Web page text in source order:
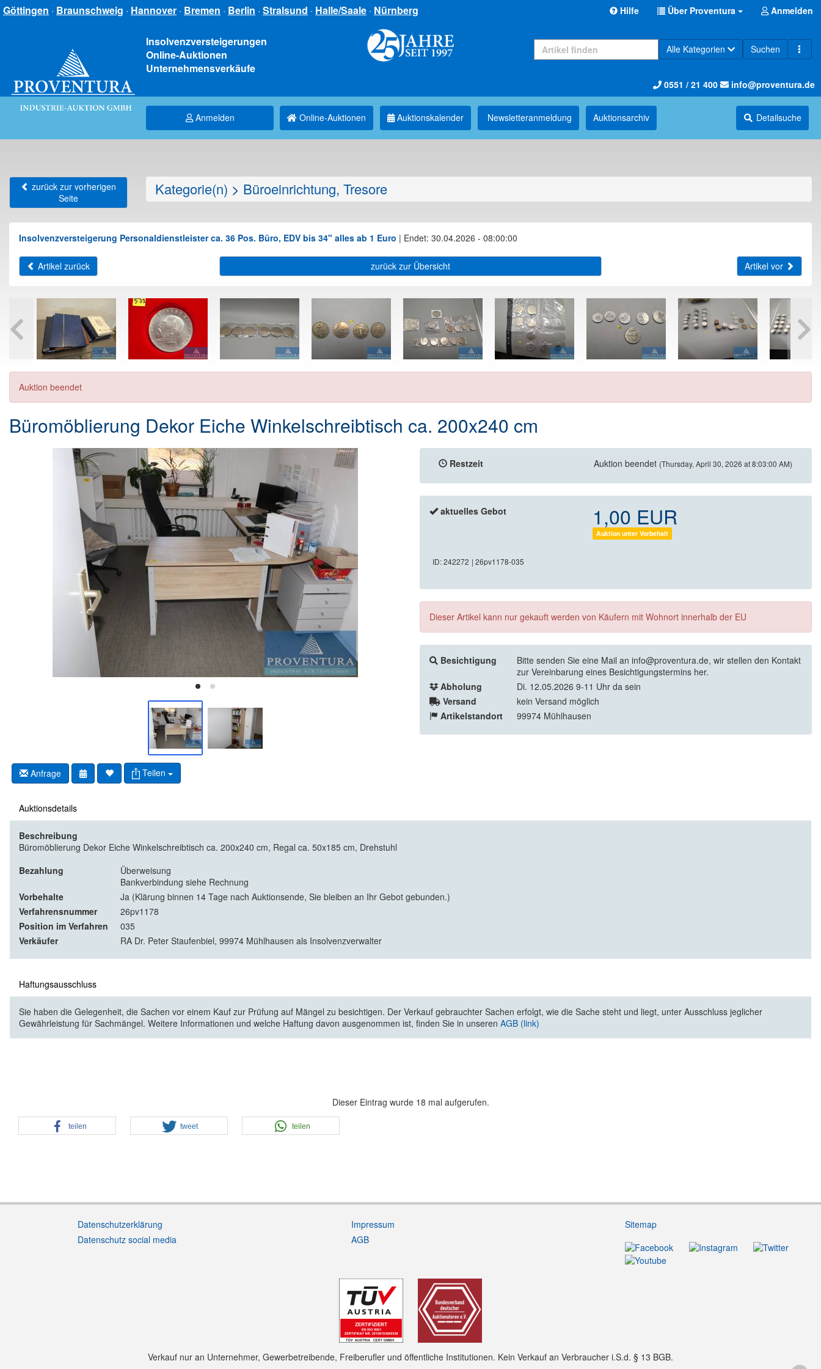
Göttingen · Braunschweig · Hannover · Bremen · Berlin · Stralsund · Halle/Saale · Nürnberg Hilfe Über Proventura Anmelden
Insolvenzversteigerungen
Online-Auktionen
Unternehmensverkäufe
Alle Kategorien Suchen
0551 / 21 400 info@proventura.de
Anmelden Online-Auktionen Auktionskalender Newsletter­anmeldung Auktions­archiv Detailsuche
zurück zur vorherigen
Seite
Kategorie(n) > Büroeinrichtung, Tresore
Insolvenzversteigerung Personaldienstleister ca. 36 Pos. Büro, EDV bis 34" alles ab 1 Euro | Endet: 30.04.2026 - 08:00:00
Artikel zurück zurück zur Übersicht Artikel vor
Auktion beendet
Büromöblierung Dekor Eiche Winkelschreibtisch ca. 200x240 cm
Anfrage Teilen
Restzeit Auktion beendet (Thursday, April 30, 2026 at 8:03:00 AM)
aktuelles Gebot 1,00 EUR
Auktion unter Vorbehalt
ID: 242272 | 26pv1178-035
Dieser Artikel kann nur gekauft werden von Käufern mit Wohnort innerhalb der EU
Besichtigung
Bitte senden Sie eine Mail an info@proventura.de, wir stellen den Kontakt
zur Vereinbarung eines Besichtigungstermins her.
Abholung
Di. 12.05.2026 9-11 Uhr da sein
Versand
kein Versand möglich
Artikelstandort
99974 Mühlhausen
Auktionsdetails
Beschreibung
Büromöblierung Dekor Eiche Winkelschreibtisch ca. 200x240 cm, Regal ca. 50x185 cm, Drehstuhl
Bezahlung
Überweisung
Bankverbindung siehe Rechnung
Vorbehalte
Ja (Klärung binnen 14 Tage nach Auktionsende, Sie bleiben an Ihr Gebot gebunden.)
Verfahrensnummer
26pv1178
Position im Verfahren
035
Verkäufer
RA Dr. Peter Staufenbiel, 99974 Mühlhausen als Insolvenzverwalter
Haftungsausschluss
Sie haben die Gelegenheit, die Sachen vor einem Kauf zur Prüfung auf Mängel zu besichtigen. Der Verkauf gebrauchter Sachen erfolgt, wie die Sache steht und liegt, unter Ausschluss jeglicher
Gewährleistung für Sachmängel. Weitere Informationen und welche Haftung davon ausgenommen ist, finden Sie in unseren AGB (link)
Dieser Eintrag wurde 18 mal aufgerufen.
teilen tweet teilen
Datenschutzerklärung
Datenschutz social media
Impressum
AGB
Sitemap
Verkauf nur an Unternehmer, Gewerbetreibende, Freiberufler und öffentliche Institutionen. Kein Verkauf an Verbraucher i.S.d. § 13 BGB.